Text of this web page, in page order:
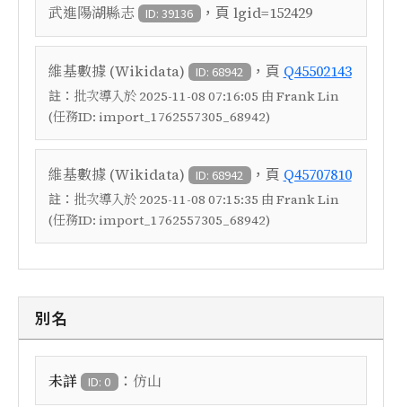
武進陽湖縣志 ID: 39136 ，頁 lgid=152429
維基數據 (Wikidata) ID: 68942 ，頁 Q45502143
註： 批次導入於 2025-11-08 07:16:05 由 Frank Lin
(任務ID: import_1762557305_68942)
維基數據 (Wikidata) ID: 68942 ，頁 Q45707810
註： 批次導入於 2025-11-08 07:15:35 由 Frank Lin
(任務ID: import_1762557305_68942)
別名
未詳 ID: 0 ： 仿山